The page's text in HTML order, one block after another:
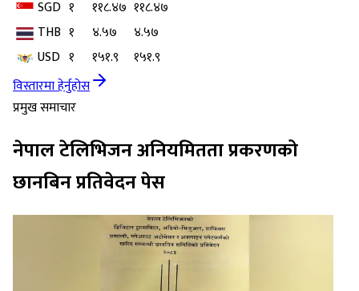
SGD १ ११८.४७ ११८.४७
THB १ ४.५७
४.५७
USD १ १५१.९
१५१.९
विस्तारमा हेर्नुहोस
प्रमुख समाचार
नेपाल टेलिभिजन अनियमितता प्रकरणको
छानबिन प्रतिवेदन पेस